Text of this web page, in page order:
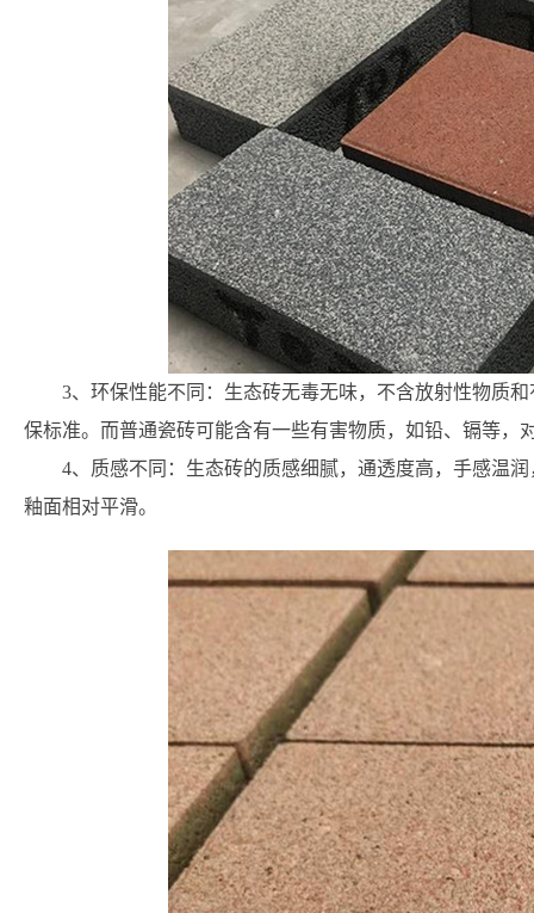
3、环保性能不同：生态砖无毒无味，不含放射性物质
保标准。而普通瓷砖可能含有一些有害物质，如铅、镉等，
4、质感不同：生态砖的质感细腻，通透度高，手感温
釉面相对平滑。